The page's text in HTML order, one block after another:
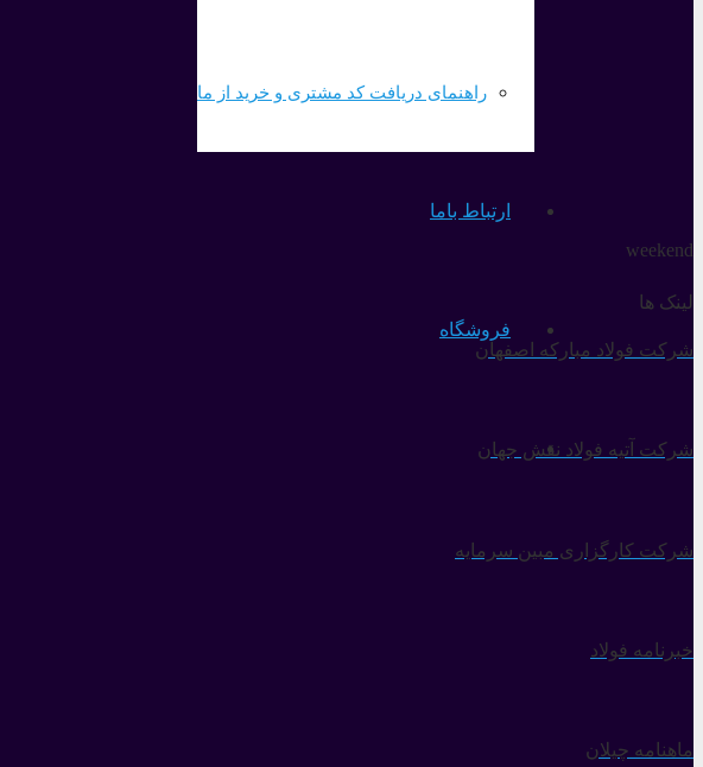
راهنمای دریافت کد مشتری و خرید از ما
ارتباط باما
فروشگاه
weekend
لینک ها
شرکت فولاد مبارکه اصفهان
شرکت آتیه فولاد نقش جهان
شرکت کارگزاری مبین سرمایه
خبرنامه فولاد
ماهنامه چیلان